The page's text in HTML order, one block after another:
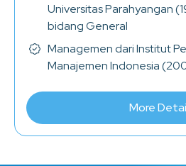
Universitas Parahyangan
bidang General
Managemen dari Institut
Manajemen Indonesia
More